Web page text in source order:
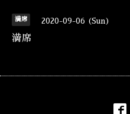
満席 2020-09-06 (Sun)
満席